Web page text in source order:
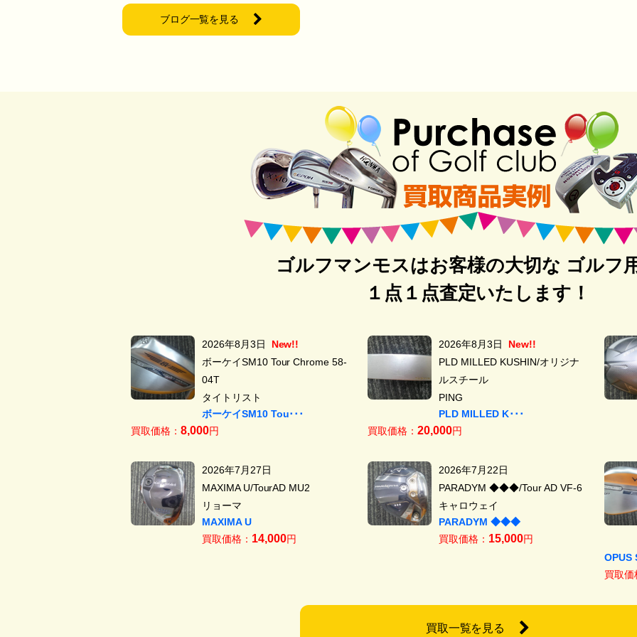
ブログ一覧を見る
ゴルフマンモスはお客様の大切な ゴルフ
１点１点査定いたします！
2026年8月3日
New!!
ボーケイSM10 Tour Chrome 58-
04T
タイトリスト
ボーケイSM10 Tou･･･
買取価格： 8,000円
2026年8月3日
New!!
PLD MILLED KUSHIN/オリジナ
ルスチール
PING
PLD MILLED K･･･
買取価格： 20,000円
2026年7月27日
MAXIMA U/TourAD MU2
リョーマ
MAXIMA U
買取価格： 14,000円
2026年7月22日
PARADYM ◆◆◆/Tour AD VF-6
キャロウェイ
PARADYM ◆◆◆
買取価格： 15,000円
OPUS
買取価
買取一覧を見る